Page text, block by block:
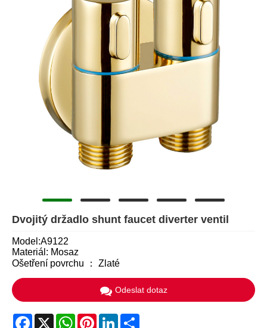
Dvojitý držadlo shunt faucet diverter ventil
Model:A9122
Materiál: Mosaz
Ošetření povrchu ： Zlaté
Odeslat dotaz
Facebook
X WhatsApp
PinterestLinkedIn